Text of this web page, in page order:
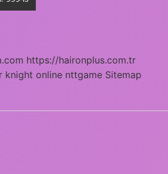
https://haironplus.com.tr
knight online nttgame Sitemap